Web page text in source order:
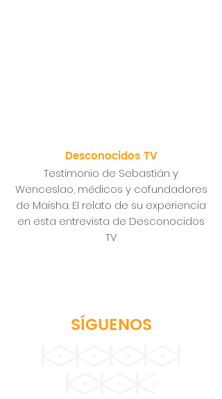
Desconocidos TV
Testimonio de Sebastián y
Wenceslao, médicos y cofundadores
de Maisha. El relato de su experiencia
en esta entrevista de Desconocidos
TV
SÍGUENOS